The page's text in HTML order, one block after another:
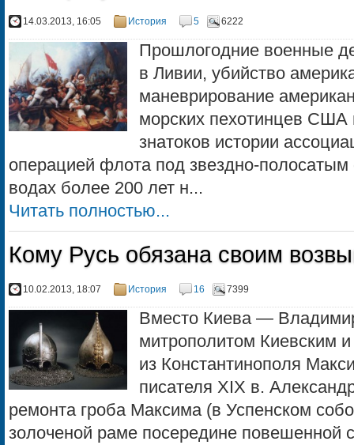
14.03.2013, 16:05 История 5 6222
Прошлогодние военные
в Ливии, убийство
маневрирование
морских пехотинцев США
знатоков истории
операцией флота под звездно-
водах более 200 лет н...
Читать полностью...
Кому Русь обязана своим
10.02.2013, 18:07 История 16 7399
Вместо Киева —
митрополитом Киевским
из Константинополя
писателя XIX в.
ремонта гроба Максима (в Успенском
золоченой раме посередине повешенной